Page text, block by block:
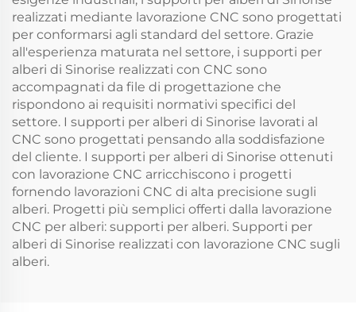
realizzati mediante lavorazione CNC sono progettati
per conformarsi agli standard del settore. Grazie
all'esperienza maturata nel settore, i supporti per
alberi di Sinorise realizzati con CNC sono
accompagnati da file di progettazione che
rispondono ai requisiti normativi specifici del
settore. I supporti per alberi di Sinorise lavorati al
CNC sono progettati pensando alla soddisfazione
del cliente. I supporti per alberi di Sinorise ottenuti
con lavorazione CNC arricchiscono i progetti
fornendo lavorazioni CNC di alta precisione sugli
alberi. Progetti più semplici offerti dalla lavorazione
CNC per alberi: supporti per alberi. Supporti per
alberi di Sinorise realizzati con lavorazione CNC sugli
alberi.